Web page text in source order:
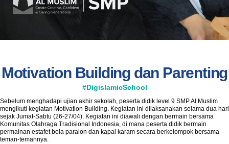
Motivation Building dan Parenting
#DigislamicSchool
Sebelum menghadapi ujian akhir sekolah, peserta didik level 9 SMP Al Muslim
mengikuti kegiatan Motivation Building. Kegiatan ini dilaksanakan selama dua hari
sejak Jumat-Sabtu (26-27/04). Kegiatan ini diawali dengan bermain bersama
Komunitas Olahraga Tradisional Indonesia, di mana peserta didik bermain
permainan estafet bola paralon dan kapal karam secara berkelompok bersama
teman-temannya.